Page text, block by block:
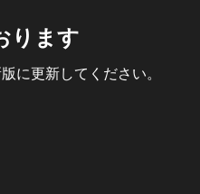
ります
に更新してください。